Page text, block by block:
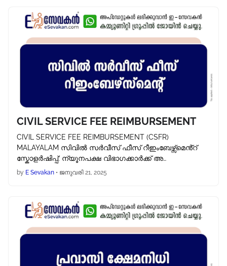
CIVIL SERVICE FEE REIMBURSEMENT
CIVIL SERVICE FEE REIMBURSEMENT (CSFR)
MALAYALAM സിവിൽ സർവീസ് ഫീസ് റീഇംബേഴ്സ്മെൻ്റ്
സ്കോളർഷിപ്പ്: ന്യൂനപക്ഷ വിഭാഗക്കാർക്ക് അ…
by E Sevakan • ജനുവരി 21, 2025